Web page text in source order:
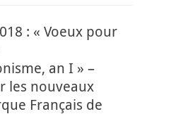
: « Voeux pour
an I » –
les nouveaux
Français de